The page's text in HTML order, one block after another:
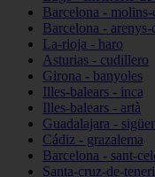
Barcelona - molins-
Barcelona - arenys-
La-rioja - haro
Asturias - cudillero
Girona - banyoles
Illes-balears - inca
Illes-balears - artà
Guadalajara -
Cádiz - grazalema
Barcelona - sant-
Santa-cruz-de-